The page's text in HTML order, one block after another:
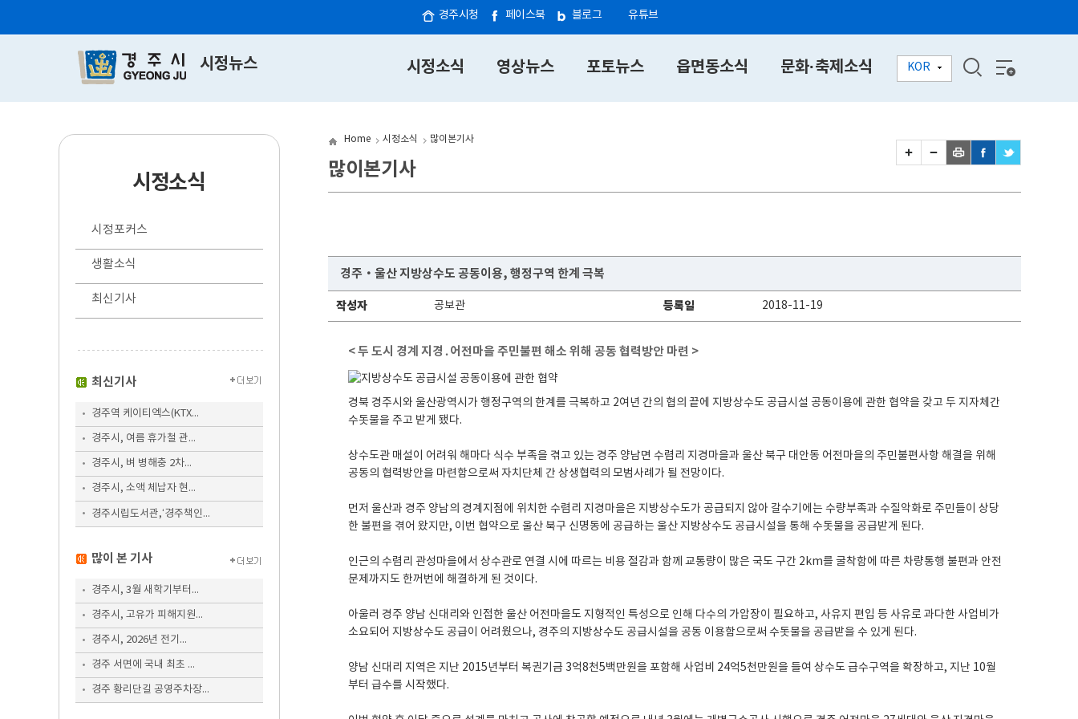
경주시청 페이스북 블로그 유튜브
시정뉴스 시정소식 영상뉴스 포토뉴스 읍면동소식 문화·축제소식 KOR
시정소식
시정포커스
생활소식
최신기사
최신기사
경주역 케이티엑스(KTX...
경주시, 여름 휴가철 관...
경주시, 벼 병해충 2차...
경주시, 소액 체납자 현...
경주시립도서관,‘경주책인...
많이 본 기사
경주시, 3월 새학기부터...
경주시, 고유가 피해지원...
경주시, 2026년 전기...
경주 서면에 국내 최초 ...
경주 황리단길 공영주차장...
Home 시정소식 많이본기사
많이본기사
경주‧울산 지방상수도 공동이용, 행정구역 한계 극복
작성자 공보관 등록일 2018-11-19
< 두 도시 경계 지경․어전마을 주민불편 해소 위해 공동 협력방안 마련 >
경북 경주시와 울산광역시가 행정구역의 한계를 극복하고 2여년 간의 협의 끝에 지방상수도 공급시설 공동이용에 관한 협약을 갖고 두 지자체간
수돗물을 주고 받게 됐다.
상수도관 매설이 어려워 해마다 식수 부족을 겪고 있는 경주 양남면 수렴리 지경마을과 울산 북구 대안동 어전마을의 주민불편사항 해결을 위해
공동의 협력방안을 마련함으로써 자치단체 간 상생협력의 모범사례가 될 전망이다.
먼저 울산과 경주 양남의 경계지점에 위치한 수렴리 지경마을은 지방상수도가 공급되지 않아 갈수기에는 수량부족과 수질악화로 주민들이 상당
한 불편을 겪어 왔지만, 이번 협약으로 울산 북구 신명동에 공급하는 울산 지방상수도 공급시설을 통해 수돗물을 공급받게 된다.
인근의 수렴리 관성마을에서 상수관로 연결 시에 따르는 비용 절감과 함께 교통량이 많은 국도 구간 2km를 굴착함에 따른 차량통행 불편과 안전
문제까지도 한꺼번에 해결하게 된 것이다.
아울러 경주 양남 신대리와 인접한 울산 어전마을도 지형적인 특성으로 인해 다수의 가압장이 필요하고, 사유지 편입 등 사유로 과다한 사업비가
소요되어 지방상수도 공급이 어려웠으나, 경주의 지방상수도 공급시설을 공동 이용함으로써 수돗물을 공급받을 수 있게 된다.
양남 신대리 지역은 지난 2015년부터 복권기금 3억8천5백만원을 포함해 사업비 24억5천만원을 들여 상수도 급수구역을 확장하고, 지난 10월
부터 급수를 시작했다.